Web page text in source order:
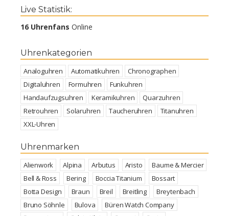
Live Statistik:
16 Uhrenfans Online
Uhrenkategorien
Analoguhren Automatikuhren
Chronographen
Digitaluhren
Formuhren
Funkuhren
Handaufzugsuhren
Keramikuhren
Quarzuhren
Retrouhren
Solaruhren Taucheruhren
Titanuhren
XXL-Uhren
Uhrenmarken
Alienwork Alpina Arbutus Aristo
Baume & Mercier
Bell & Ross
Bering Boccia Titanium
Bossart
Botta Design
Braun Breil Breitling
Breytenbach
Bruno Söhnle
Bulova
Büren Watch Company